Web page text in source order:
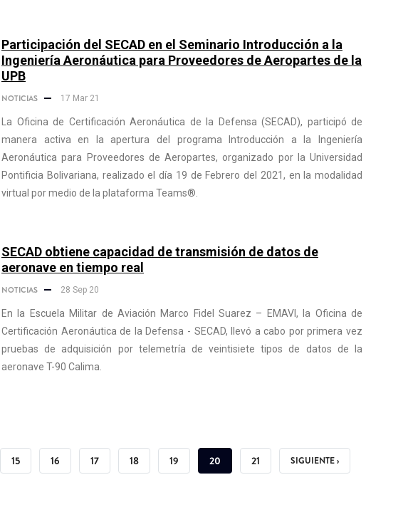
Participación del SECAD en el Seminario Introducción a la
Ingeniería Aeronáutica para Proveedores de Aeropartes de la
UPB
NOTICIAS 17 Mar 21
La Oficina de Certificación Aeronáutica de la Defensa (SECAD), participó de
manera activa en la apertura del programa Introducción a la Ingeniería
Aeronáutica para Proveedores de Aeropartes, organizado por la Universidad
Pontificia Bolivariana, realizado el día 19 de Febrero del 2021, en la modalidad
virtual por medio de la plataforma Teams®.
SECAD obtiene capacidad de transmisión de datos de
aeronave en tiempo real
NOTICIAS 28 Sep 20
En la Escuela Militar de Aviación Marco Fidel Suarez – EMAVI, la Oficina de
Certificación Aeronáutica de la Defensa - SECAD, llevó a cabo por primera vez
pruebas de adquisición por telemetría de veintisiete tipos de datos de la
aeronave T-90 Calima.
PÁGINA
15 PÁGINA
16 PÁGINA
17 PÁGINA
18 PÁGINA
19
PÁGINA
20 PÁGINA
21
SIGUIENTE
SIGUIENTE ›